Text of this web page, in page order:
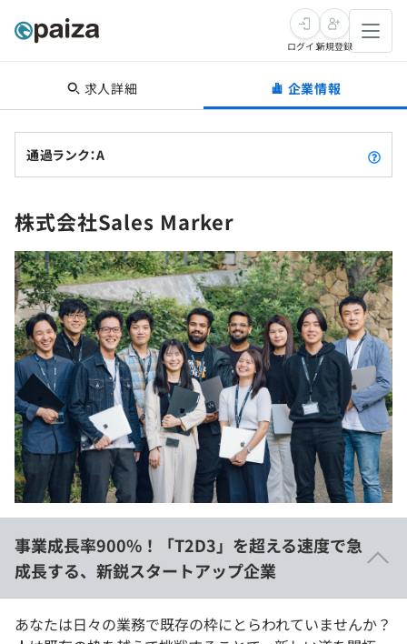
転職・キャリア
転職成功ガイド
転職エージェント
インタビュー
転職成功ガイド
新卒就活
求人検索
本選考
インターン
新卒エージェント
イベント・セミナー
インタビュー
学習
講座一覧
問題集
4択課題
ナレッジ
リファレンス
プラン
個人向けプラン
法人向けプラン
スキルチェック
プログラミング言語
SQL
評価結果一覧
再チャレンジ結果一覧
ゲーム・マンガ
メディア
Tech Team Journal
paiza times
note
paizaとは？
ログイン新規登録
求人詳細 企業情報
通過ランク：A
株式会社Sales Marker
事業成長率900%！「T2D3」を超える速度で急
成長する、新鋭スタートアップ企業
あなたは日々の業務で既存の枠にとらわれていませんか？